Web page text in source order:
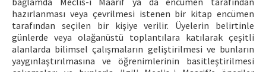
hazırlanması veya çevrilmesi istenen bir kitap encümen
tarafından seçilen bir kişiye verilir. Üyelerin belirtinle
günlerde veya olağanüstü toplantılara katılarak çeşitli
alanlarda bilimsel çalışmaların geliştirilmesi ve bunların
yaygınlaştırılmasına ve öğrenimlerinin basitleştirilmesi